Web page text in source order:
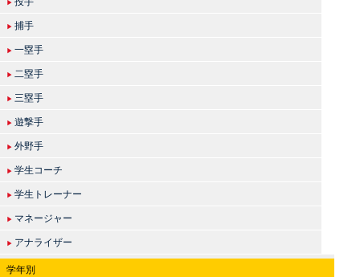
▶
▶ 捕手
▶ 一塁手
▶ 二塁手
▶ 三塁手
▶ 遊撃手
▶ 外野手
▶ 学生コーチ
▶ 学生トレーナー
▶ マネージャー
▶ アナライザー
学年別